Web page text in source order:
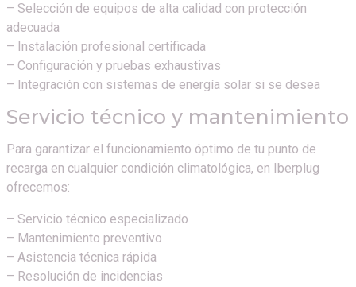
– Selección de equipos de alta calidad con protección
adecuada
– Instalación profesional certificada
– Configuración y pruebas exhaustivas
– Integración con sistemas de energía solar si se desea
Servicio técnico y mantenimiento
Para garantizar el funcionamiento óptimo de tu punto de
recarga en cualquier condición climatológica, en Iberplug
ofrecemos:
– Servicio técnico especializado
– Mantenimiento preventivo
– Asistencia técnica rápida
– Resolución de incidencias